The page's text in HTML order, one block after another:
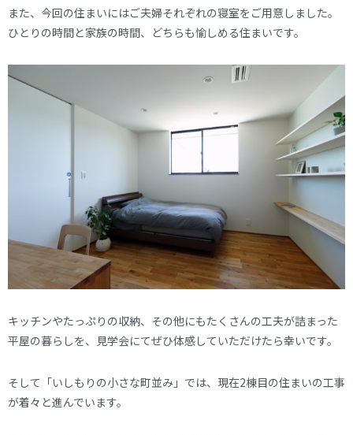
また、今回の住まいにはご夫婦それぞれの寝室をご用意しました。
ひとりの時間と家族の時間、どちらも愉しめる住まいです。
キッチンやたっぷりの収納、その他にもたくさんの工夫が詰まった
平屋の暮らしを、見学会にてぜひ体感していただけたら幸いです。
そして「いしもりの小さな町並み」では、現在2棟目の住まいの工事
が着々と進んでいます。